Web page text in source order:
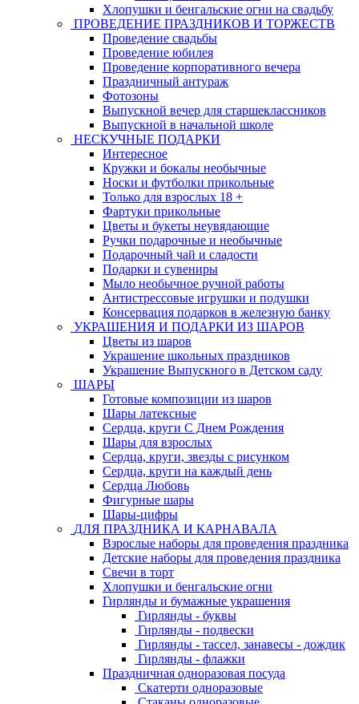
Хлопушки и бенгальские огни на свадьбу
ПРОВЕДЕНИЕ ПРАЗДНИКОВ И ТОРЖЕСТВ
Проведение свадьбы
Проведение юбилея
Проведение корпоративного вечера
Праздничный антураж
Фотозоны
Выпускной вечер для старшеклассников
Выпускной в начальной школе
НЕСКУЧНЫЕ ПОДАРКИ
Интересное
Кружки и бокалы необычные
Носки и футболки прикольные
Только для взрослых 18 +
Фартуки прикольные
Цветы и букеты неувядающие
Ручки подарочные и необычные
Подарочный чай и сладости
Подарки и сувениры
Мыло необычное ручной работы
Антистрессовые игрушки и подушки
Консервация подарков в железную банку
УКРАШЕНИЯ И ПОДАРКИ ИЗ ШАРОВ
Цветы из шаров
Украшение школьных праздников
Украшение Выпускного в Детском саду
ШАРЫ
Готовые композиции из шаров
Шары латексные
Сердца, круги С Днем Рождения
Шары для взрослых
Сердца, круги, звезды с рисунком
Сердца, круги на каждый день
Сердца Любовь
Фигурные шары
Шары-цифры
ДЛЯ ПРАЗДНИКА И КАРНАВАЛА
Взрослые наборы для проведения праздника
Детские наборы для проведения праздника
Свечи в торт
Хлопушки и бенгальские огни
Гирлянды и бумажные украшения
Гирлянды - буквы
Гирлянды - подвески
Гирлянды - тассел, занавесы - дождик
Гирлянды - флажки
Праздничная одноразовая посуда
Скатерти одноразовые